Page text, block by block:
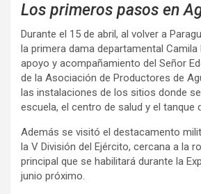
Los primeros pasos en
Durante el 15 de abril, al volver a
la primera dama departamental Camila
apoyo y acompañamiento del Señor
de la Asociación de Productores de
las instalaciones de los sitios donde
escuela, el centro de salud y el tanque
Además se visitó el destacamento
la V División del Ejército, cercana a la
principal que se habilitará durante la
junio próximo.